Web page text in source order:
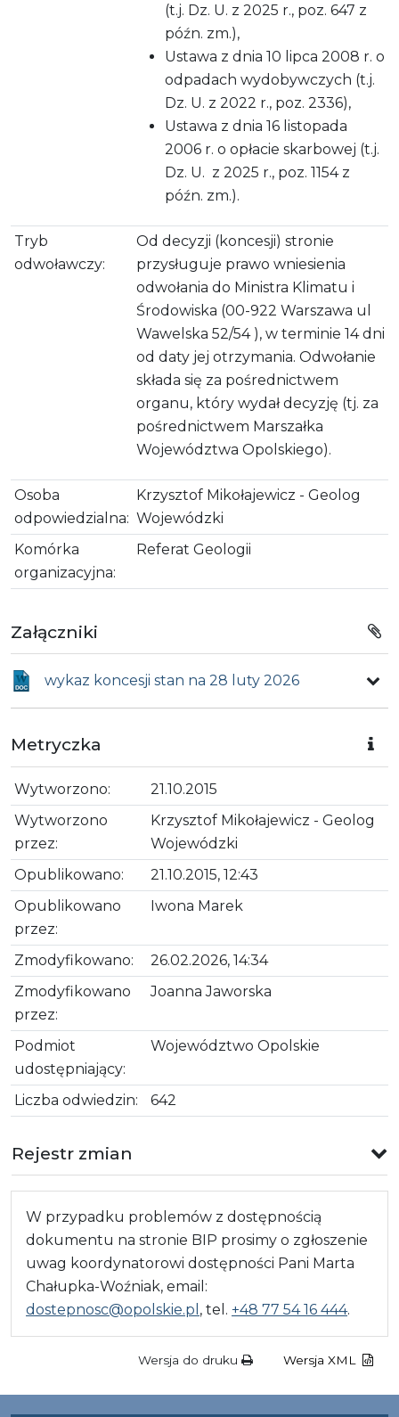
(t.j. Dz. U. z 2025 r., poz. 647 z
późn. zm.),
Ustawa z dnia 10 lipca 2008 r. o
odpadach wydobywczych (t.j.
Dz. U. z 2022 r., poz. 2336),
Ustawa z dnia 16 listopada
2006 r. o opłacie skarbowej (t.j.
Dz. U. z 2025 r., poz. 1154 z
późn. zm.).
Tryb
odwoławczy:
Od decyzji (koncesji) stronie
przysługuje prawo wniesienia
odwołania do Ministra Klimatu i
Środowiska (00-922 Warszawa ul
Wawelska 52/54 ), w terminie 14 dni
od daty jej otrzymania. Odwołanie
składa się za pośrednictwem
organu, który wydał decyzję (tj. za
pośrednictwem Marszałka
Województwa Opolskiego).
Osoba
odpowiedzialna:
Krzysztof Mikołajewicz - Geolog
Wojewódzki
Komórka
organizacyjna:
Referat Geologii
Załączniki
wykaz koncesji stan na 28 luty 2026
Metryczka
Wytworzono:
21.10.2015
Wytworzono
przez:
Krzysztof Mikołajewicz - Geolog
Wojewódzki
Opublikowano:
21.10.2015, 12:43
Opublikowano
przez:
Iwona Marek
Zmodyfikowano:
26.02.2026, 14:34
Zmodyfikowano
przez:
Joanna Jaworska
Podmiot
udostępniający:
Województwo Opolskie
Liczba odwiedzin: 642
Rejestr zmian
W przypadku problemów z dostępnością
dokumentu na stronie BIP prosimy o zgłoszenie
uwag koordynatorowi dostępności Pani Marta
Chałupka-Woźniak, email:
dostepnosc@opolskie.pl , tel. +48 77 54 16 444.
Wersja do druku Wersja XML